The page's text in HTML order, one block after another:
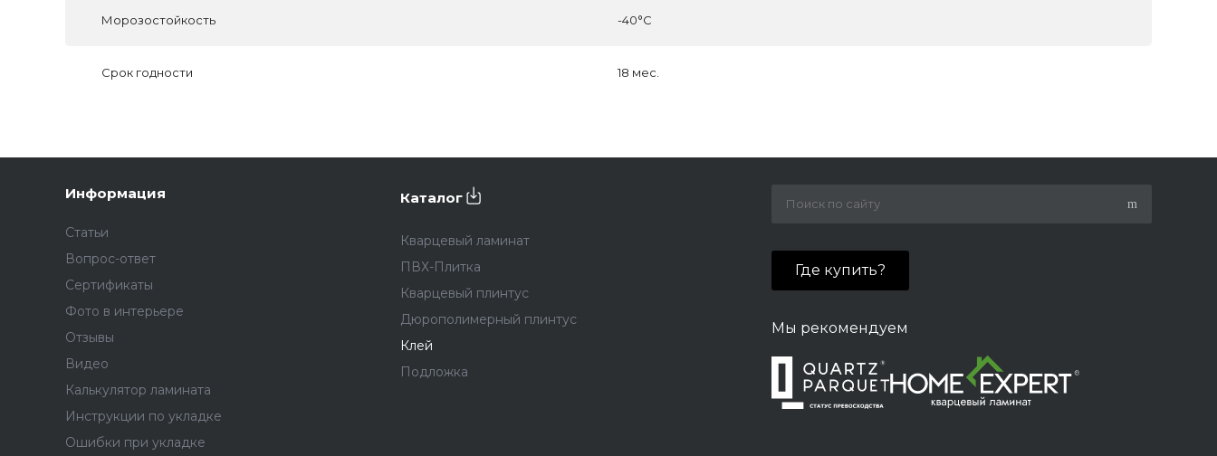
Морозостойкость -40°C
Срок годности 18 мес.
Информация
Статьи
Вопрос-ответ
Сертификаты
Фото в интерьере
Отзывы
Видео
Калькулятор ламината
Инструкции по укладке
Ошибки при укладке
Каталог
Кварцевый ламинат
ПВХ-Плитка
Кварцевый плинтус
Дюрополимерный плинтус
Клей
Подложка
Где купить?
Мы рекомендуем